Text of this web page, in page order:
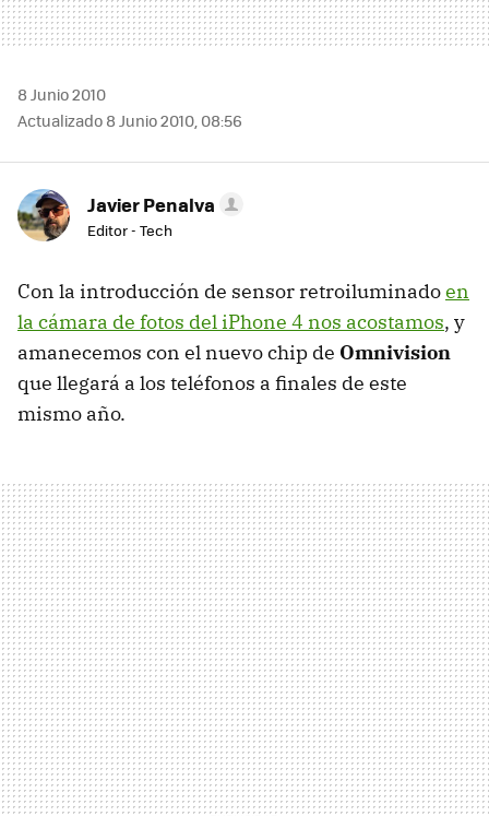
8 Junio 2010
Actualizado 8 Junio 2010, 08:56
Javier Penalva
Editor - Tech
Con la introducción de sensor retroiluminadoen
la cámara de fotos del iPhone 4 nos acostamos, y
amanecemos con el nuevo chip de Omnivision
que llegará a los teléfonos a finales de este
mismo año.